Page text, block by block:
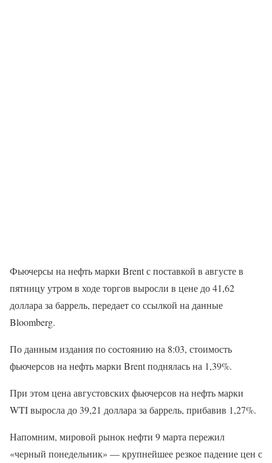
Фьючерсы на нефть марки Brent с поставкой в августе в
пятницу утром в ходе торгов выросли в цене до 41,62
доллара за баррель, передает со ссылкой на данные
Bloomberg.
По данным издания по состоянию на 8:03, стоимость
фьючерсов на нефть марки Brent поднялась на 1,39%.
При этом цена августовских фьючерсов на нефть марки
WTI выросла до 39,21 доллара за баррель, прибавив 1,27%.
Напомним, мировой рынок нефти 9 марта пережил
«черный понедельник» — крупнейшее резкое падение цен с